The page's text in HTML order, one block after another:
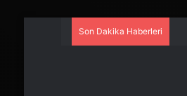
Son Dakika Haberleri